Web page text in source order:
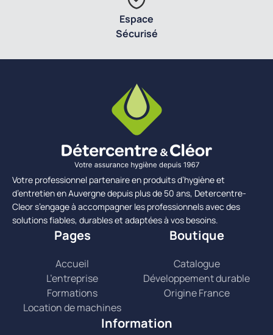
Espace
Sécurisé
Votre professionnel partenaire en produits d’hygiène et
d’entretien en Auvergne depuis plus de 50 ans, Detercentre-
Cleor s’engage à accompagner les professionnels avec des
solutions fiables, durables et adaptées à vos besoins.
Pages
Accueil
L’entreprise
Formations
Location de machines
Boutique
Catalogue
Développement durable
Origine France
Information